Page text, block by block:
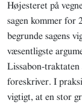
Højesteret på
sagen kommer for
begrunde sagens
væsentligste
Lissabon-traktaten
foreskriver. I
vigtigt, at en stor